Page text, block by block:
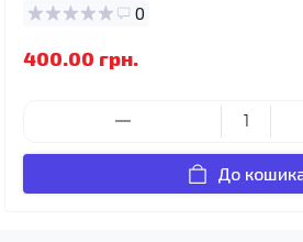
0
400.00 грн.
До